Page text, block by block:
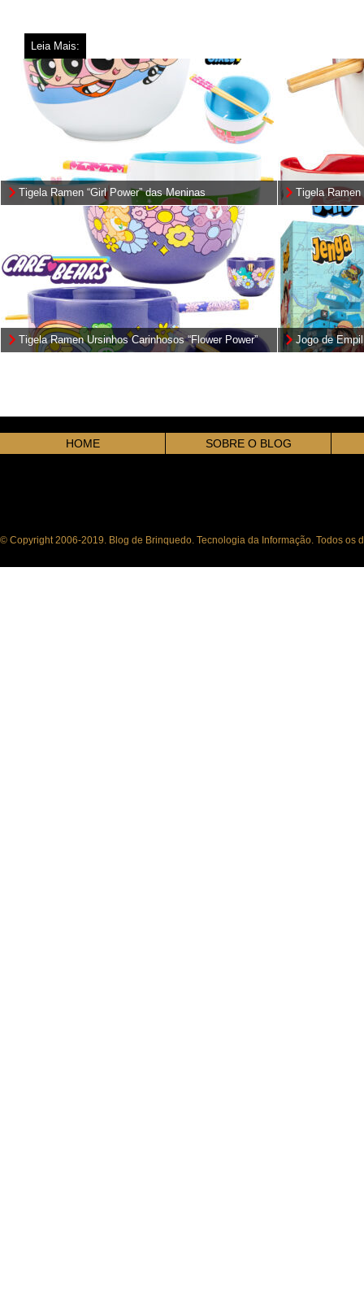
Leia Mais:
Tigela Ramen “Girl Power” das Meninas
Superpoderosas
Tigela
Tigela Ramen Ursinhos Carinhosos “Flower Power”
(Care Bears)
Jogo de
HOME SOBRE O BLOG
© Copyright 2006-2019. Blog de Brinquedo. Tecnologia da Informação. Todos os